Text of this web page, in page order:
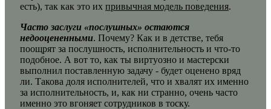
есть), так как это их привычная модель поведения.
Часто заслуги «послушных» остаются
недооцененными. Почему? Как и в детстве, тебя
поощрят за послушность, исполнительность и что-то
подобное. А вот то, как ты виртуозно и мастерски
выполнил поставленную задачу - будет оценено вряд
ли. Такова доля исполнителей, что и хвалят их именно
за исполнительность, и, как ни странно, очень часто
именно это вгоняет сотрудников в тоску.